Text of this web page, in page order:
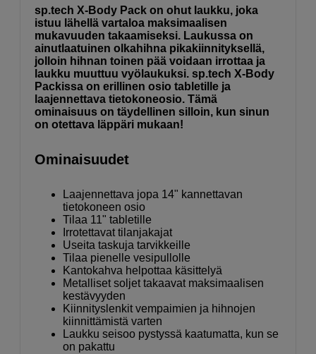
sp.tech X-Body Pack on ohut laukku, joka
istuu lähellä vartaloa maksimaalisen
mukavuuden takaamiseksi. Laukussa on
ainutlaatuinen olkahihna pikakiinnityksellä,
jolloin hihnan toinen pää voidaan irrottaa ja
laukku muuttuu vyölaukuksi. sp.tech X-Body
Packissa on erillinen osio tabletille ja
laajennettava tietokoneosio. Tämä
ominaisuus on täydellinen silloin, kun sinun
on otettava läppäri mukaan!
Ominaisuudet
Laajennettava jopa 14" kannettavan
tietokoneen osio
Tilaa 11" tabletille
Irrotettavat tilanjakajat
Useita taskuja tarvikkeille
Tilaa pienelle vesipullolle
Kantokahva helpottaa käsittelyä
Metalliset soljet takaavat maksimaalisen
kestävyyden
Kiinnityslenkit vempaimien ja hihnojen
kiinnittämistä varten
Laukku seisoo pystyssä kaatumatta, kun se
on pakattu